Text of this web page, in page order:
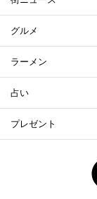
グルメ
ラーメン
占い
プレゼント